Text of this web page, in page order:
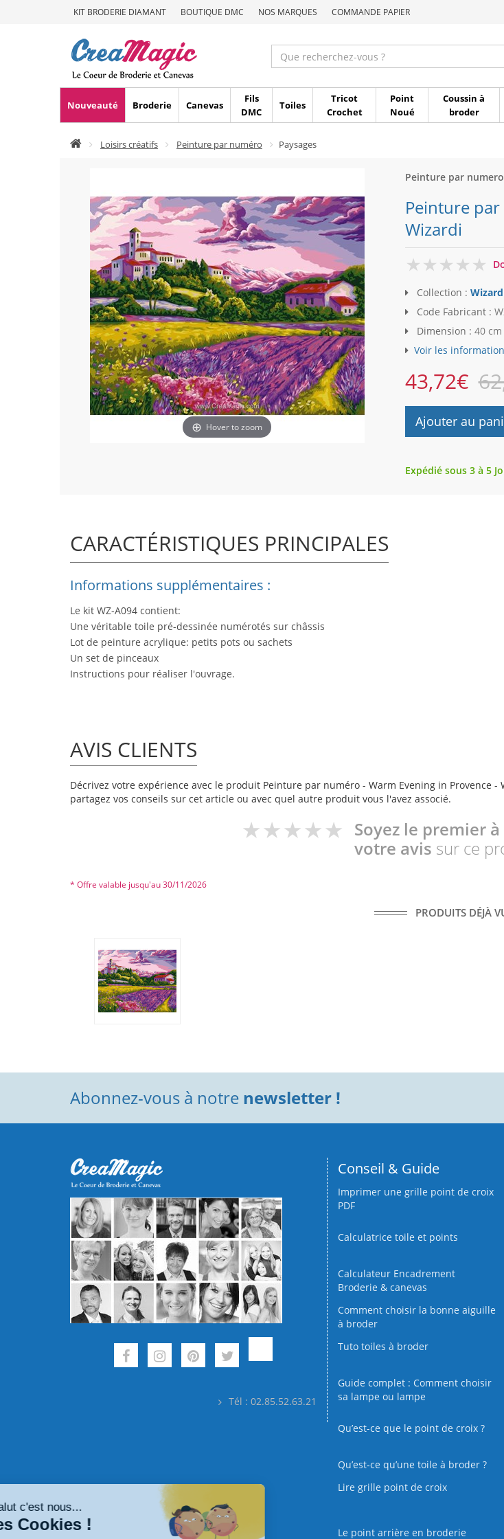
KIT BRODERIE DIAMANT BOUTIQUE DMC NOS MARQUES COMMANDE PAPIER
Nouveauté Broderie Canevas
Fils
DMC
Toiles
Tricot
Crochet
Point
Noué
Coussin à
broder
Loisirs créatifs Peinture par numéro Paysages
Hover to zoom
Peinture par numero
Peinture
Wizardi
0
Collection :
Code Fabricant :
Dimension : 40 cm
Voir les
43,72€
Ajouter au
Expédié sous 3 à 5
CARACTÉRISTIQUES PRINCIPALES
Informations supplémentaires :
Le kit WZ-A094 contient:
Une véritable toile pré-dessinée numérotés sur châssis
Lot de peinture acrylique: petits pots ou sachets
Un set de pinceaux
Instructions pour réaliser l'ouvrage.
AVIS CLIENTS
Décrivez votre expérience avec le produit Peinture par numéro - Warm Evening in Provence
partagez vos conseils sur cet article ou avec quel autre produit vous l'avez associé.
Soyez le premier
votre avis sur ce
* Offre valable jusqu'au 30/11/2026
PRODUITS DÉJÀ
Abonnez-vous à notre newsletter !
Tél : 02.85.52.63.21
Conseil & Guide
Imprimer une grille point de croix
PDF
Calculatrice toile et points
Calculateur Encadrement
Broderie & canevas
Comment choisir la bonne aiguille
à broder
Tuto toiles à broder
Guide complet : Comment choisir
sa lampe ou lampe
Qu’est-ce que le point de croix ?
Qu’est‑ce qu’une toile à broder ?
Lire grille point de croix
Le point arrière en broderie